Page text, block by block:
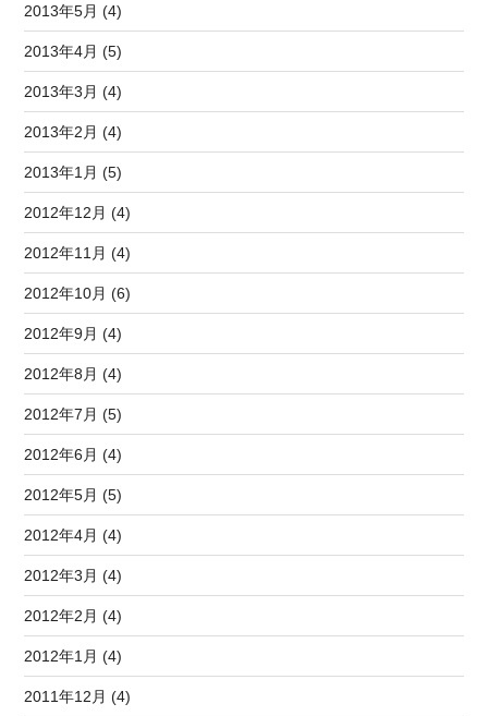
2013年5月 (4)
2013年4月 (5)
2013年3月 (4)
2013年2月 (4)
2013年1月 (5)
2012年12月 (4)
2012年11月 (4)
2012年10月 (6)
2012年9月 (4)
2012年8月 (4)
2012年7月 (5)
2012年6月 (4)
2012年5月 (5)
2012年4月 (4)
2012年3月 (4)
2012年2月 (4)
2012年1月 (4)
2011年12月 (4)